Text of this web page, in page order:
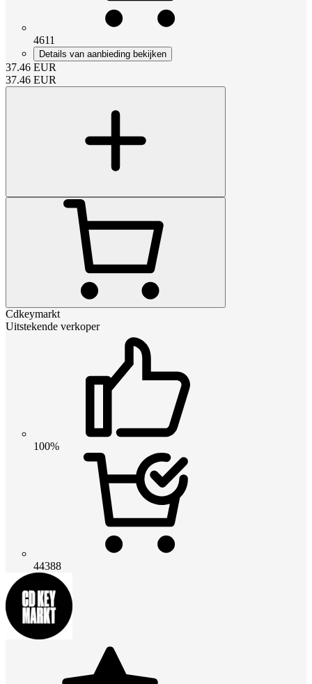
4611
Details van aanbieding bekijken
37.46 EUR
37.46 EUR
Cdkeymarkt
Uitstekende verkoper
100%
44388